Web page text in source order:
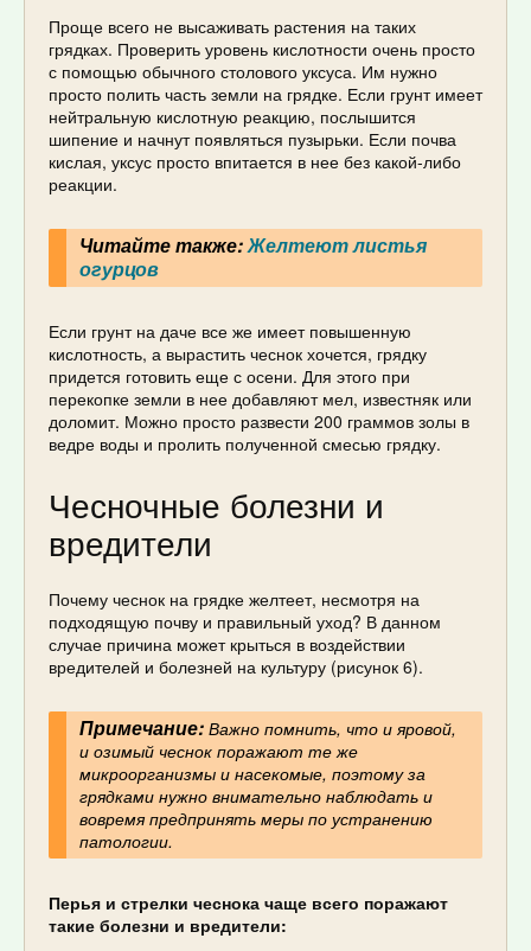
Проще всего не высаживать растения на таких
грядках. Проверить уровень кислотности очень просто
с помощью обычного столового уксуса. Им нужно
просто полить часть земли на грядке. Если грунт имеет
нейтральную кислотную реакцию, послышится
шипение и начнут появляться пузырьки. Если почва
кислая, уксус просто впитается в нее без какой-либо
реакции.
Читайте также:Желтеют листья
огурцов
Если грунт на даче все же имеет повышенную
кислотность, а вырастить чеснок хочется, грядку
придется готовить еще с осени. Для этого при
перекопке земли в нее добавляют мел, известняк или
доломит. Можно просто развести 200 граммов золы в
ведре воды и пролить полученной смесью грядку.
Чесночные болезни и
вредители
Почему чеснок на грядке желтеет, несмотря на
подходящую почву и правильный уход? В данном
случае причина может крыться в воздействии
вредителей и болезней на культуру (рисунок 6).
Примечание:Важно помнить, что и яровой,
и озимый чеснок поражают те же
микроорганизмы и насекомые, поэтому за
грядками нужно внимательно наблюдать и
вовремя предпринять меры по устранению
патологии.
Перья и стрелки чеснока чаще всего поражают
такие болезни и вредители: